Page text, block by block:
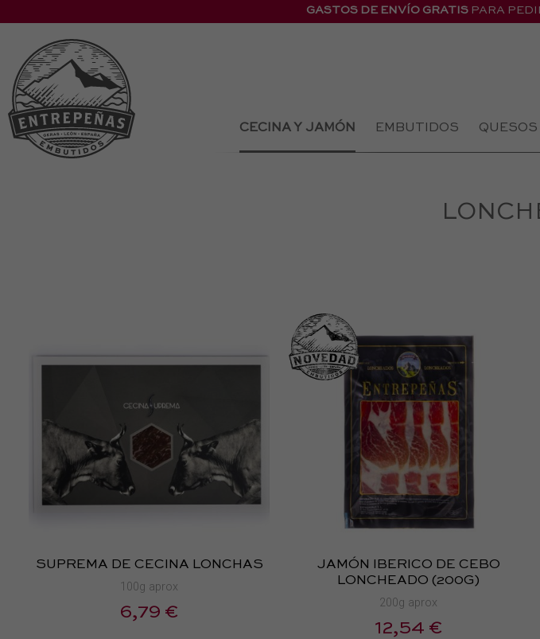
GASTOS DE ENVÍO GRATISPARA
CECINA Y JAMÓN EMBUTIDOS QUESOS
SUPREMA DE CECINA LONCHAS
100g aprox
6,79 €
JAMÓN IBERICO DE CEBO
LONCHEADO (200G)
200g aprox
12,54 €